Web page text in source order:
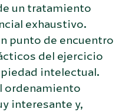
un tratamiento
exhaustivo.
punto de encuentro
del ejercicio
intelectual.
ordenamiento
interesante y,